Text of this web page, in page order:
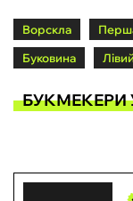
Ворскла
Буковина
БУКМЕКЕРИ